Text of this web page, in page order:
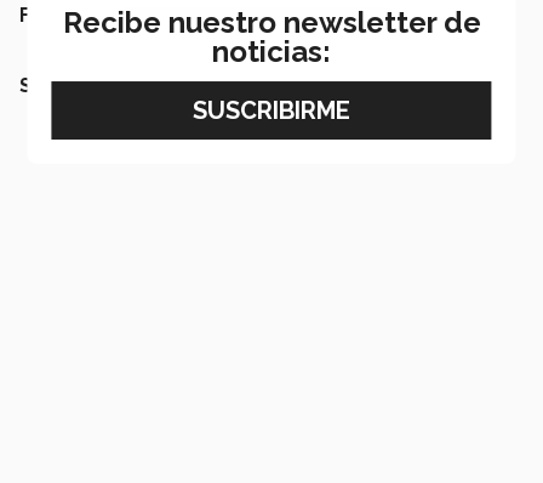
Fotos: AFP y Tec de Monterrey.
SEGURO QUERRÁS LEER TAMBIÉN:
Recibe nuestro newsletter de
noticias: